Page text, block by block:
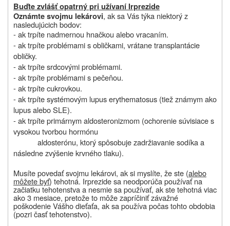
Buďte zvlášť opatrný pri užívaní Irprezide
Oznámte svojmu lekárovi, ak sa Vás týka niektorý z
nasledujúcich bodov:
- ak trpíte nadmernou hnačkou alebo vracaním.
- ak trpíte problémami s obličkami, vrátane transplantácie
obličky.
- ak trpíte srdcovými problémami.
- ak trpíte problémami s pečeňou.
- ak trpíte cukrovkou.
- ak trpíte systémovým lupus erythematosus (tiež známym ako
lupus alebo SLE).
- ak trpíte primárnym aldosteronizmom (ochorenie súvisiace s
vysokou tvorbou hormónu
aldosterónu, ktorý spôsobuje zadržiavanie sodíka a
následne zvýšenie krvného tlaku).
Musíte povedať svojmu lekárovi, ak si myslíte, že ste (alebo
môžete byť) tehotná. Irprezide sa neodporúča používať na
začiatku tehotenstva a nesmie sa používať, ak ste tehotná viac
ako 3 mesiace, pretože to môže zapríčiniť závažné
poškodenie Vášho dieťaťa, ak sa používa počas tohto obdobia
(pozri časť tehotenstvo).